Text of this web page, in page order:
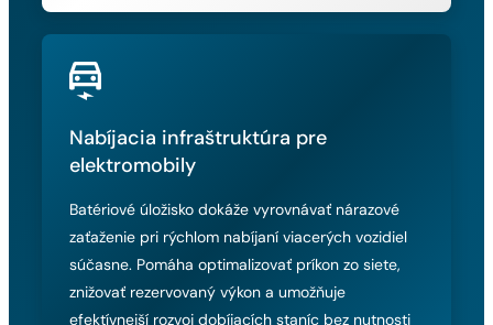
Nabíjacia infraštruktúra pre
elektromobily
Batériové úložisko dokáže vyrovnávať nárazové
zaťaženie pri rýchlom nabíjaní viacerých vozidiel
súčasne. Pomáha optimalizovať príkon zo siete,
znižovať rezervovaný výkon a umožňuje
efektívnejší rozvoj dobíjacích staníc bez nutnosti